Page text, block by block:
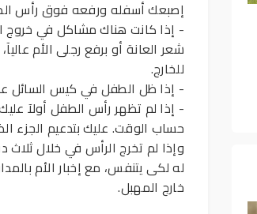
إصبعك أسفله ورفعه فوق رأس
- إذا كانت هناك مشاكل في خروج
شعر العانة أو برفع رجلى الأم
للخارج.
- إذا ظل الطفل في كيس السائل
- إذا لم تظهر رأس الطفل أولآ
حساب الوقت. عليك بتدعيم
وإذا لم تخرج الرأس في خلال
له لكى يتنفس، مع إخبار الأم
خارج المهبل.